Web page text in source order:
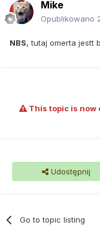
Mike
Opublikowano
NBS, tutaj omerta jestt
This topic is now
Udostępnij
Go to topic listing